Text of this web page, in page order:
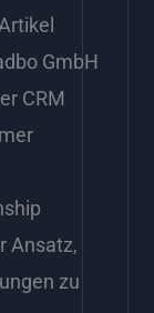
GmbH
CRM
Ansatz,
zu